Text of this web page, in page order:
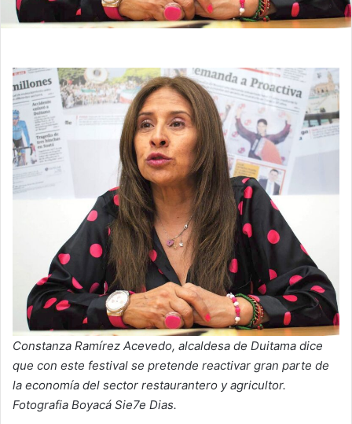
Constanza Ramírez Acevedo, alcaldesa de Duitama dice
que con este festival se pretende reactivar gran parte de
la economía del sector restaurantero y agricultor.
Fotografia Boyacá Sie7e Dias.